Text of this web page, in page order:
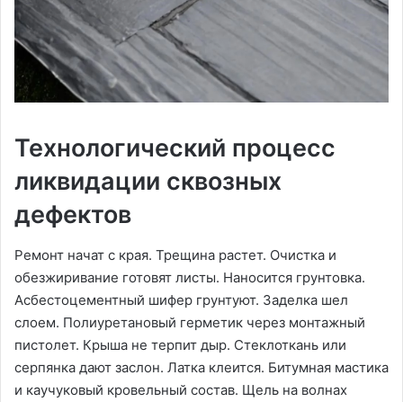
Технологический процесс
ликвидации сквозных
дефектов
Ремонт начат с края. Трещина растет. Очистка и
обезжиривание готовят листы. Наносится грунтовка.
Асбестоцементный шифер грунтуют. Заделка шел
слоем. Полиуретановый герметик через монтажный
пистолет. Крыша не терпит дыр. Стеклоткань или
серпянка дают заслон. Латка клеится. Битумная мастика
и каучуковый кровельный состав. Щель на волнах